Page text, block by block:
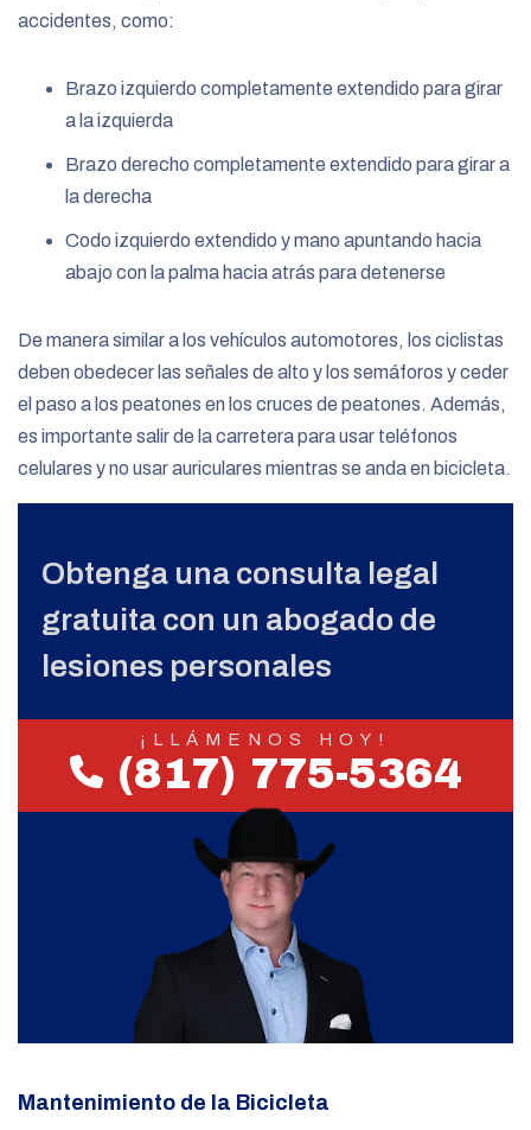
accidentes, como:
Brazo izquierdo completamente extendido para girar
a la izquierda
Brazo derecho completamente extendido para girar a
la derecha
Codo izquierdo extendido y mano apuntando hacia
abajo con la palma hacia atrás para detenerse
De manera similar a los vehículos automotores, los ciclistas
deben obedecer las señales de alto y los semáforos y ceder
el paso a los peatones en los cruces de peatones. Además,
es importante salir de la carretera para usar teléfonos
celulares y no usar auriculares mientras se anda en bicicleta.
Obtenga una consulta legal
gratuita con un abogado de
lesiones personales
¡LLÁMENOS HOY!
(817) 775-5364
Mantenimiento de la Bicicleta